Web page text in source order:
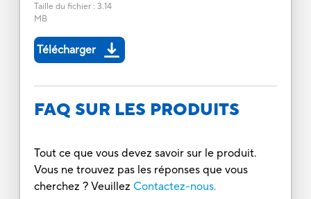
Taille du fichier: 3.14
MB
Télécharger
FAQ SUR LES PRODUITS
Tout ce que vous devez savoir sur le produit.
Vous ne trouvez pas les réponses que vous
cherchez ? Veuillez Contactez-nous.